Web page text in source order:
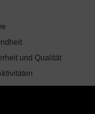
und Qualität